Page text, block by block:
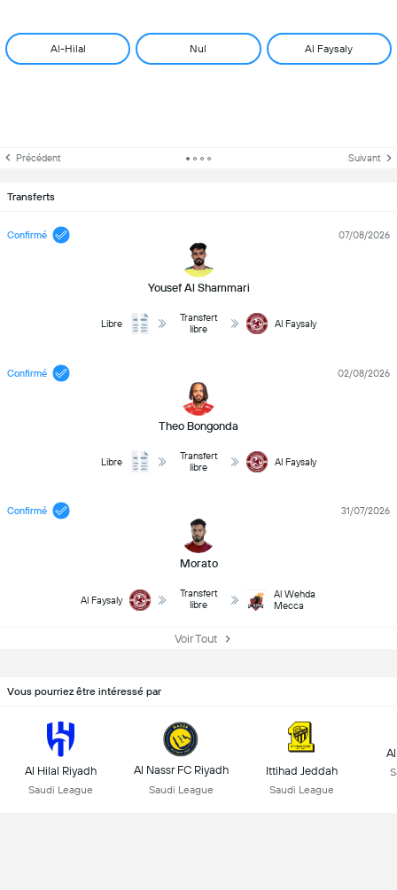
Al-Hilal Nul Al Faysaly
Précédent Suivant
Transferts
Confirmé
Yousef Al Shammari
07/08/2026
Libre
Transfert
libre
Al Faysaly
Confirmé
Theo Bongonda
02/08/2026
Libre
Transfert
libre
Al Faysaly
Confirmé
Morato
31/07/2026
Al Faysaly
Transfert
libre
Al Wehda
Mecca
Voir Tout
Vous pourriez être intéressé par
Al Hilal Riyadh
Saudi League
Al Nassr FC Riyadh
Saudi League
Ittihad Jeddah
Saudi League